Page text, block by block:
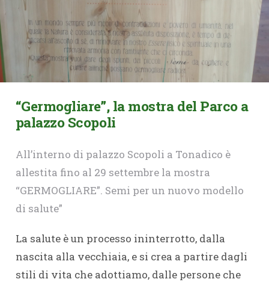
“Germogliare”, la mostra del Parco a
palazzo Scopoli
All’interno di palazzo Scopoli a Tonadico è
allestita fino al 29 settembre la mostra
“GERMOGLIARE”. Semi per un nuovo modello
di salute”
La salute è un processo ininterrotto, dalla
nascita alla vecchiaia, e si crea a partire dagli
stili di vita che adottiamo, dalle persone che